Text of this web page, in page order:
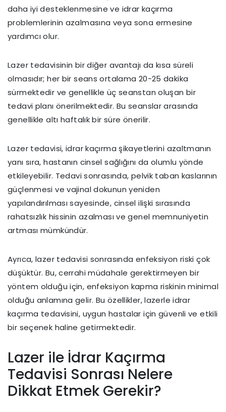
daha iyi desteklenmesine ve idrar kaçırma
problemlerinin azalmasına veya sona ermesine
yardımcı olur.
Lazer tedavisinin bir diğer avantajı da kısa süreli
olmasıdır; her bir seans ortalama 20-25 dakika
sürmektedir ve genellikle üç seanstan oluşan bir
tedavi planı önerilmektedir. Bu seanslar arasında
genellikle altı haftalık bir süre önerilir.
Lazer tedavisi, idrar kaçırma şikayetlerini azaltmanın
yanı sıra, hastanın cinsel sağlığını da olumlu yönde
etkileyebilir. Tedavi sonrasında, pelvik taban kaslarının
güçlenmesi ve vajinal dokunun yeniden
yapılandırılması sayesinde, cinsel ilişki sırasında
rahatsızlık hissinin azalması ve genel memnuniyetin
artması mümkündür.
Ayrıca, lazer tedavisi sonrasında enfeksiyon riski çok
düşüktür. Bu, cerrahi müdahale gerektirmeyen bir
yöntem olduğu için, enfeksiyon kapma riskinin minimal
olduğu anlamına gelir. Bu özellikler, lazerle idrar
kaçırma tedavisini, uygun hastalar için güvenli ve etkili
bir seçenek haline getirmektedir.
Lazer ile İdrar Kaçırma
Tedavisi Sonrası Nelere
Dikkat Etmek Gerekir?